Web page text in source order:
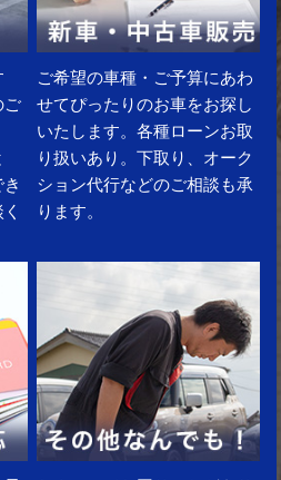
ご
ご希望の車種・ご予算にあわ
せてぴったりのお車をお探し
いたします。各種ローンお取
り扱いあり。下取り、オーク
ション代行などのご相談も承
ります。